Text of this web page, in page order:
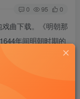
0 95 0
曲下载。《明朝那
年间明朝时期的
人物为主线，结合
及其他王公权贵与
战争、帝王心术等